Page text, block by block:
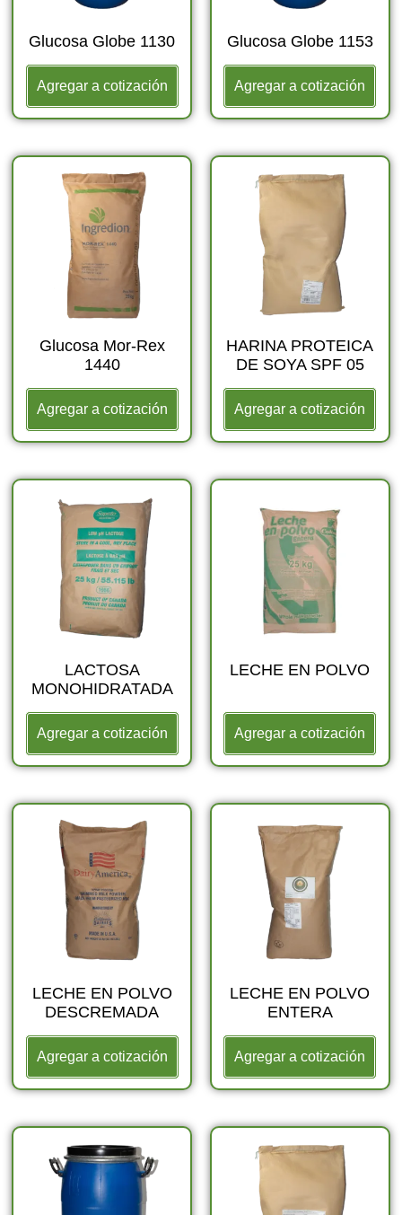
Glucosa Globe 1130
Agregar a cotización
Glucosa Globe 1153
Agregar a cotización
Glucosa Mor-Rex
1440
Agregar a cotización
HARINA PROTEICA
DE SOYA SPF 05
Agregar a cotización
LACTOSA
MONOHIDRATADA
Agregar a cotización
LECHE EN POLVO
Agregar a cotización
LECHE EN POLVO
DESCREMADA
Agregar a cotización
LECHE EN POLVO
ENTERA
Agregar a cotización